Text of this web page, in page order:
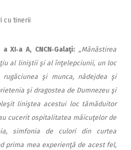
cu tinerii
XI‑a A, CNCN‑Galaţi: „Mănăstirea
al liniştii şi al înţelepciunii, un loc
şi munca, nădejdea şi
şi dragostea de Dumnezeu şi
liniştea acestui loc tă­măduitor
cucerit ospitalitatea măicuţelor de
simfonia de culori din curtea
prima mea experienţă de acest fel,